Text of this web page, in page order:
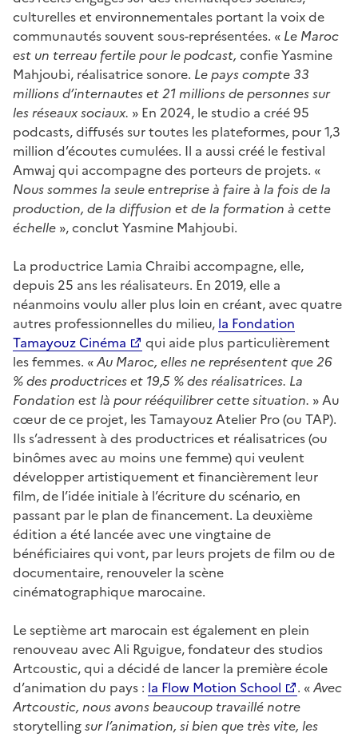
culturelles et environnementales portant la voix de
communautés souvent sous-représentées. « Le Maroc
est un terreau fertile pour le podcast, confie Yasmine
Mahjoubi, réalisatrice sonore. Le pays compte 33
millions d’internautes et 21 millions de personnes sur
les réseaux sociaux. » En 2024, le studio a créé 95
podcasts, diffusés sur toutes les plateformes, pour 1,3
million d’écoutes cumulées. Il a aussi créé le festival
Amwaj qui accompagne des porteurs de projets. «
Nous sommes la seule entreprise à faire à la fois de la
production, de la diffusion et de la formation à cette
échelle », conclut Yasmine Mahjoubi.
La productrice Lamia Chraibi accompagne, elle,
depuis 25 ans les réalisateurs. En 2019, elle a
néanmoins voulu aller plus loin en créant, avec quatre
autres professionnelles du milieu, la Fondation
Tamayouz Cinéma
qui aide plus particulièrement
les femmes. «Au Maroc, elles ne représentent que 26
% des productrices et 19,5 % des réalisatrices. La
Fondation est là pour rééquilibrer cette situation. » Au
cœur de ce projet, les Tamayouz Atelier Pro (ou TAP).
Ils s’adressent à des productrices et réalisatrices (ou
binômes avec au moins une femme) qui veulent
développer artistiquement et financièrement leur
film, de l’idée initiale à l’écriture du scénario, en
passant par le plan de financement. La deuxième
édition a été lancée avec une vingtaine de
bénéficiaires qui vont, par leurs projets de film ou de
documentaire, renouveler la scène
cinématographique marocaine.
Le septième art marocain est également en plein
renouveau avec Ali Rguigue, fondateur des studios
Artcoustic, qui a décidé de lancer la première école
d’animation du pays : la Flow Motion School . «Avec
Artcoustic, nous avons beaucoup travaillé notre
storytellingsur l’animation, si bien que très vite, les